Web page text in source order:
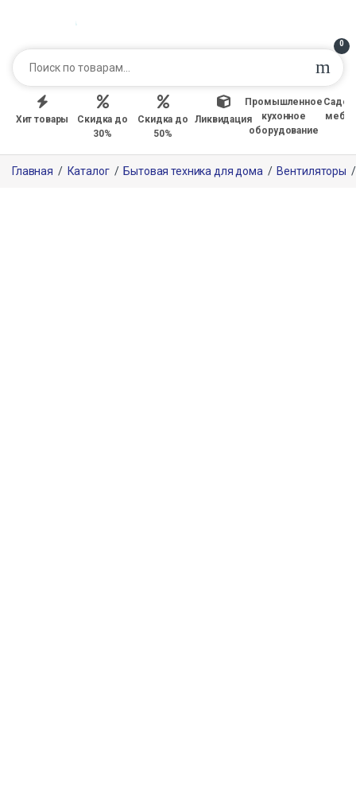
0
Хит товары
Скидка до
30%
Скидка до
50%
Ликвидация
Промышленное
кухонное
оборудование
Главная / Каталог / Бытовая техника для дома / Вентиляторы